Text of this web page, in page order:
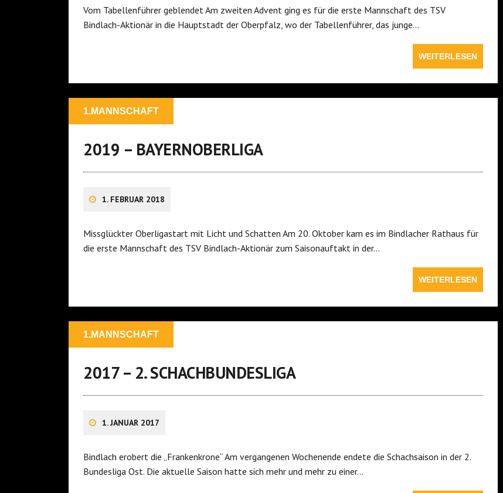
Vom Tabellenführer geblendet Am zweiten Advent ging es für die erste Mannschaft des TSV
Bindlach-Aktionär in die Hauptstadt der Oberpfalz, wo der Tabellenführer, das junge…
WEITERLESEN
1.MANNSCHAFT
2019 – BAYERNOBERLIGA
1. FEBRUAR 2018
Missglückter Oberligastart mit Licht und Schatten Am 20. Oktober kam es im Bindlacher Rathaus für
die erste Mannschaft des TSV Bindlach-Aktionär zum Saisonauftakt in der…
WEITERLESEN
1.MANNSCHAFT
2017 – 2. SCHACHBUNDESLIGA
1. JANUAR 2017
Bindlach erobert die „Frankenkrone“ Am vergangenen Wochenende endete die Schachsaison in der 2.
Bundesliga Ost. Die aktuelle Saison hatte sich mehr und mehr zu einer…